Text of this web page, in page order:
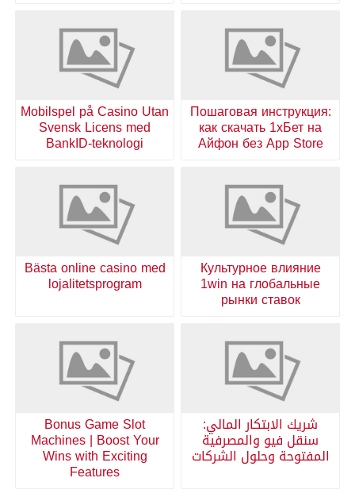
Пошаговая инструкция:
как скачать 1хБет на
Айфон без App Store
Mobilspel på Casino Utan
Svensk Licens med
BankID-teknologi
Культурное влияние
1win на глобальные
рынки ставок
Bästa online casino med
lojalitetsprogram
شريك الابتكار المالي:
سنقل فيو والمصرفية
المفتوحة وحلول الشركات
Bonus Game Slot
Machines | Boost Your
Wins with Exciting
Features